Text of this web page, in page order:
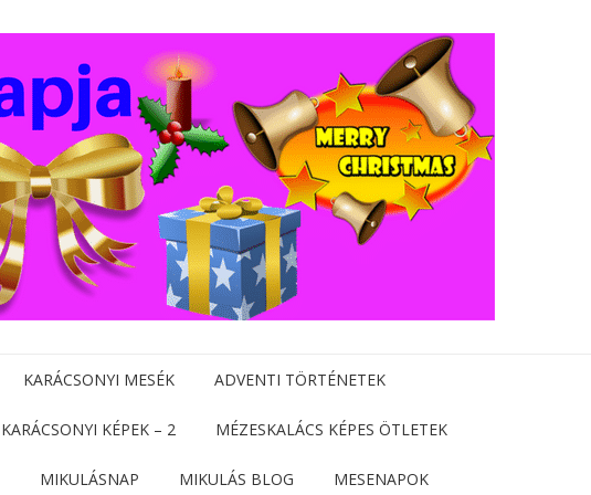
KARÁCSONYI MESÉK ADVENTI TÖRTÉNETEK
KARÁCSONYI KÉPEK – 2 MÉZESKALÁCS KÉPES ÖTLETEK
MIKULÁSNAP MIKULÁS BLOG MESENAPOK